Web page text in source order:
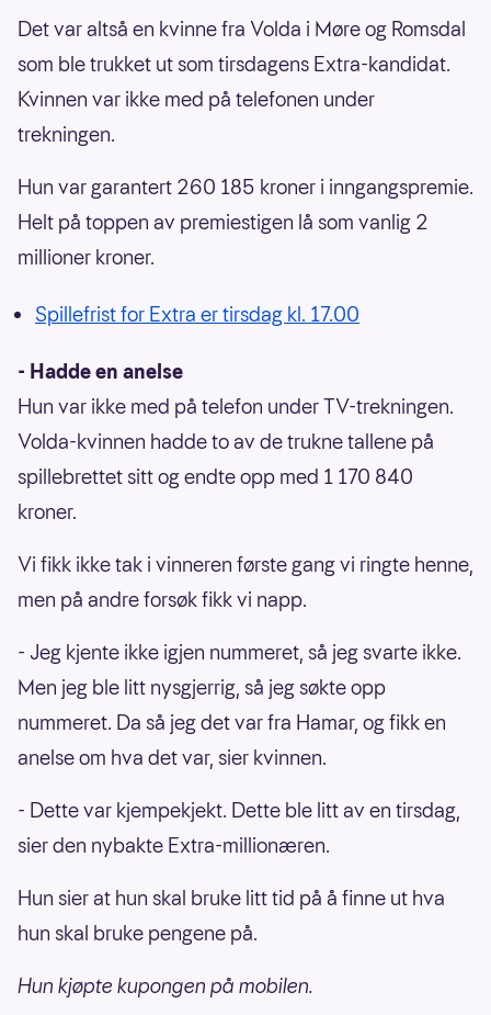
Det var altså en kvinne fra Volda i Møre og Romsdal
som ble trukket ut som tirsdagens Extra-kandidat.
Kvinnen var ikke med på telefonen under
trekningen.
Hun var garantert 260 185 kroner i inngangspremie.
Helt på toppen av premiestigen lå som vanlig 2
millioner kroner.
Spillefrist for Extra er tirsdag kl. 17.00
- Hadde en anelse
Hun var ikke med på telefon under TV-trekningen.
Volda-kvinnen hadde to av de trukne tallene på
spillebrettet sitt og endte opp med 1 170 840
kroner.
Vi fikk ikke tak i vinneren første gang vi ringte henne,
men på andre forsøk fikk vi napp.
- Jeg kjente ikke igjen nummeret, så jeg svarte ikke.
Men jeg ble litt nysgjerrig, så jeg søkte opp
nummeret. Da så jeg det var fra Hamar, og fikk en
anelse om hva det var, sier kvinnen.
- Dette var kjempekjekt. Dette ble litt av en tirsdag,
sier den nybakte Extra-millionæren.
Hun sier at hun skal bruke litt tid på å finne ut hva
hun skal bruke pengene på.
Hun kjøpte kupongen på mobilen.